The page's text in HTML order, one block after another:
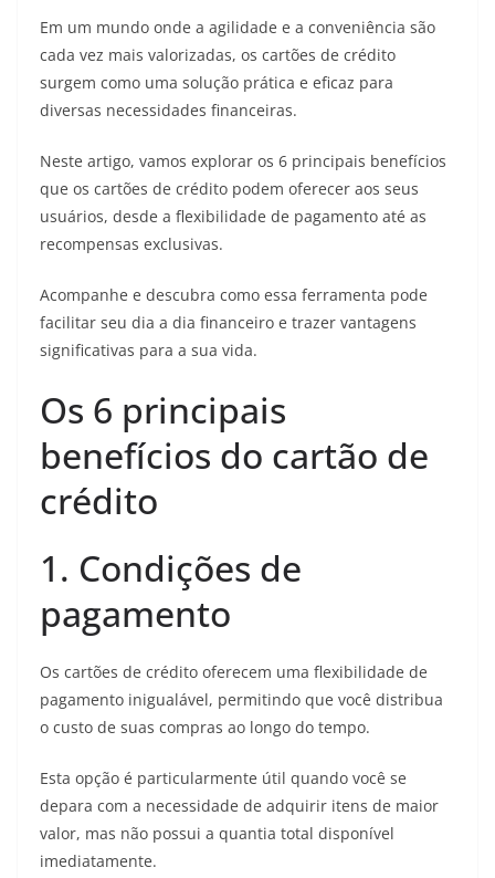
Em um mundo onde a agilidade e a conveniência são
cada vez mais valorizadas, os cartões de crédito
surgem como uma solução prática e eficaz para
diversas necessidades financeiras.
Neste artigo, vamos explorar os 6 principais benefícios
que os cartões de crédito podem oferecer aos seus
usuários, desde a flexibilidade de pagamento até as
recompensas exclusivas.
Acompanhe e descubra como essa ferramenta pode
facilitar seu dia a dia financeiro e trazer vantagens
significativas para a sua vida.
Os 6 principais
benefícios do cartão de
crédito
1. Condições de
pagamento
Os cartões de crédito oferecem uma flexibilidade de
pagamento inigualável, permitindo que você distribua
o custo de suas compras ao longo do tempo.
Esta opção é particularmente útil quando você se
depara com a necessidade de adquirir itens de maior
valor, mas não possui a quantia total disponível
imediatamente.